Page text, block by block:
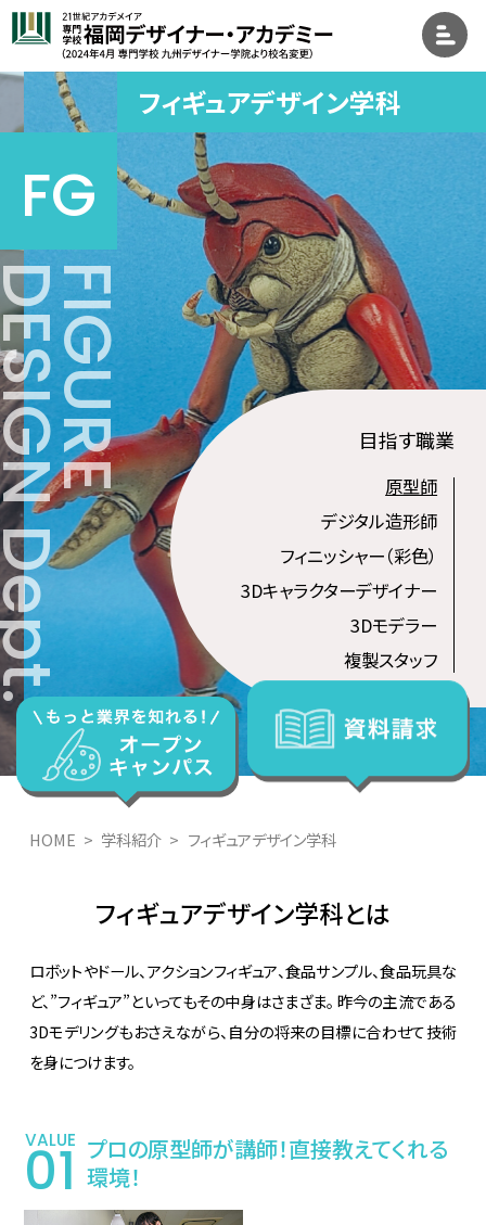
フィギュアデザイン学科
目指す職業
原型師
デジタル造形師
フィニッシャー（彩色）
3Dキャラクターデザイナー
3Dモデラー
複製スタッフ
HOME 学科紹介 フィギュアデザイン学科
フィギュアデザイン学科とは
ロボットやドール、アクションフィギュア、食品サンプル、食品玩具な
ど、”フィギュア”といってもその中身はさまざま。 昨今の主流である
3Dモデリングもおさえながら、自分の将来の目標に合わせて技術
を身につけます。
VALUE
01 プロの原型師が講師！直接教えてくれる
環境！